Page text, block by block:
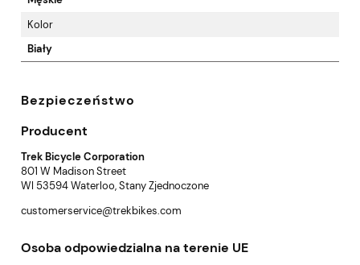
Kolor
Biały
Bezpieczeństwo
Producent
Trek Bicycle Corporation
801 W Madison Street
WI 53594 Waterloo, Stany Zjednoczone
customerservice@trekbikes.com
Osoba odpowiedzialna na terenie UE